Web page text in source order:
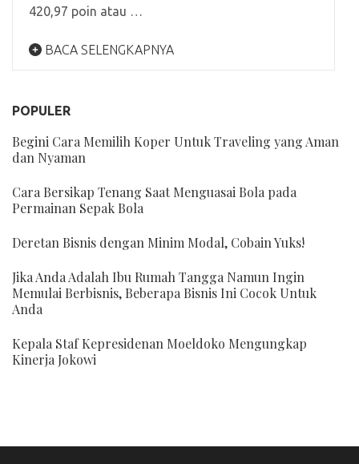
420,97 poin atau …
BACA SELENGKAPNYA
POPULER
Begini Cara Memilih Koper Untuk Traveling yang Aman
dan Nyaman
Cara Bersikap Tenang Saat Menguasai Bola pada
Permainan Sepak Bola
Deretan Bisnis dengan Minim Modal, Cobain Yuks!
Jika Anda Adalah Ibu Rumah Tangga Namun Ingin
Memulai Berbisnis, Beberapa Bisnis Ini Cocok Untuk
Anda
Kepala Staf Kepresidenan Moeldoko Mengungkap
Kinerja Jokowi